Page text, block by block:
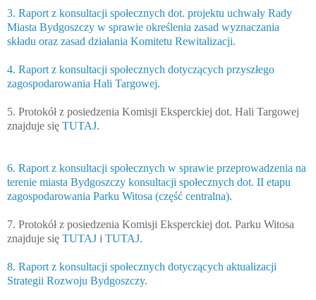
3. Raport z konsultacji społecznych dot. projektu uchwały Rady
Miasta Bydgoszczy w sprawie określenia zasad wyznaczania
składu oraz zasad działania Komitetu Rewitalizacji.
4. Raport z konsultacji społecznych dotyczących przyszłego
zagospodarowania Hali Targowej.
5. Protokół z posiedzenia Komisji Eksperckiej dot. Hali Targowej
znajduje się TUTAJ.
6. Raport z konsultacji społecznych w sprawie przeprowadzenia na
terenie miasta Bydgoszczy konsultacji społecznych dot. II etapu
zagospodarowania Parku Witosa (część centralna).
7. Protokół z posiedzenia Komisji Eksperckiej dot. Parku Witosa
znajduje się TUTAJ i TUTAJ.
8. Raport z konsultacji społecznych dotyczących aktualizacji
Strategii Rozwoju Bydgoszczy.